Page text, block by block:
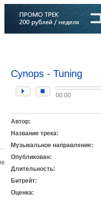
Cynops - Tuning
00:00
Автор:
Название трека:
Музыкальное направление:
Опубликован:
Длительность:
Битрейт:
Оценка: